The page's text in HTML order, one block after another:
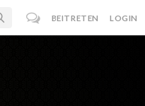
BEITRETEN LOGIN